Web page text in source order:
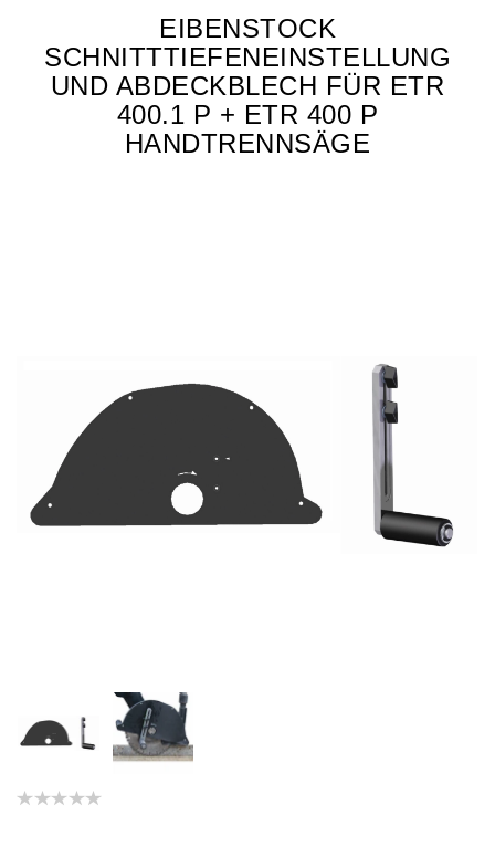
EIBENSTOCK
SCHNITTTIEFENEINSTELLUNG
UND ABDECKBLECH FÜR ETR
400.1 P + ETR 400 P
HANDTRENNSÄGE